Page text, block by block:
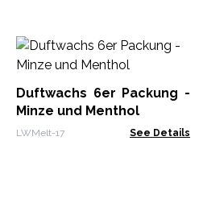
Duftwachs 6er Packung -
Minze und Menthol
LWMelt-17 See Details